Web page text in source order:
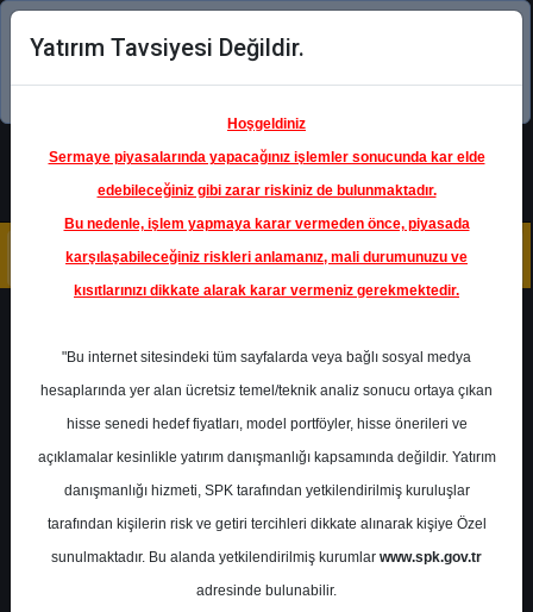
Şimdi uygulamayı indirin!
Ana Sayfa Raporlar
Halk Yatırım
Rapor Detay
BIOEN - Hedef Fiyat
Raporu
Yatırım Tavsiyesi Değildir.
Hoşgeldiniz
Sermaye piyasalarında yapacağınız işlemler sonucunda kar elde
edebileceğiniz gibi zarar riskiniz de bulunmaktadır.
Bu nedenle, işlem yapmaya karar vermeden önce, piyasada
karşılaşabileceğiniz riskleri anlamanız, mali durumunuzu ve
kısıtlarınızı dikkate alarak karar vermeniz gerekmektedir.
"Bu internet sitesindeki tüm sayfalarda veya bağlı sosyal medya
hesaplarında yer alan ücretsiz temel/teknik analiz sonucu ortaya çıkan
hisse senedi hedef fiyatları, model portföyler, hisse önerileri ve
açıklamalar kesinlikle yatırım danışmanlığı kapsamında değildir. Yatırım
danışmanlığı hizmeti, SPK tarafından yetkilendirilmiş kuruluşlar
tarafından kişilerin risk ve getiri tercihleri dikkate alınarak kişiye Özel
sunulmaktadır. Bu alanda yetkilendirilmiş kurumlar www.spk.gov.tr
adresinde bulunabilir.